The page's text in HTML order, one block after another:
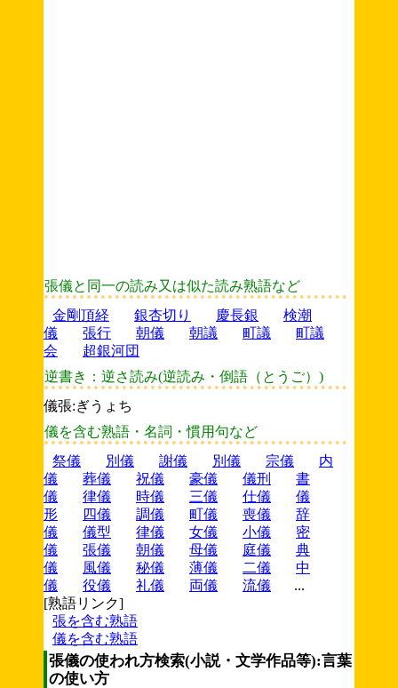
張儀と同一の読み又は似た読み熟語など
金剛頂経
銀杏切り 慶長銀
検潮
儀
張行 朝儀 朝議 町議
町議
会
超銀河団
逆書き：逆さ読み(逆読み・倒語（とうご）)
儀張:ぎうょち
儀を含む熟語・名詞・慣用句など
祭儀
別儀 謝儀 別儀 宗儀
内
儀
葬儀 祝儀 豪儀 儀刑
書
儀
律儀 時儀 三儀 仕儀
儀
形
四儀 調儀 町儀 喪儀
辞
儀
儀型 律儀 女儀 小儀
密
儀
張儀 朝儀 母儀 庭儀
典
儀
風儀 秘儀 薄儀 二儀
中
儀
役儀 礼儀 両儀 流儀
...
[熟語リンク]
張を含む熟語
儀を含む熟語
張儀の使われ方検索(小説・文学作品等):言葉
の使い方